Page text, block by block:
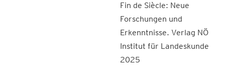
Fin de Siècle: Neue
Forschungen und
Erkenntnisse. Verlag NÖ
Institut für Landeskunde
2025